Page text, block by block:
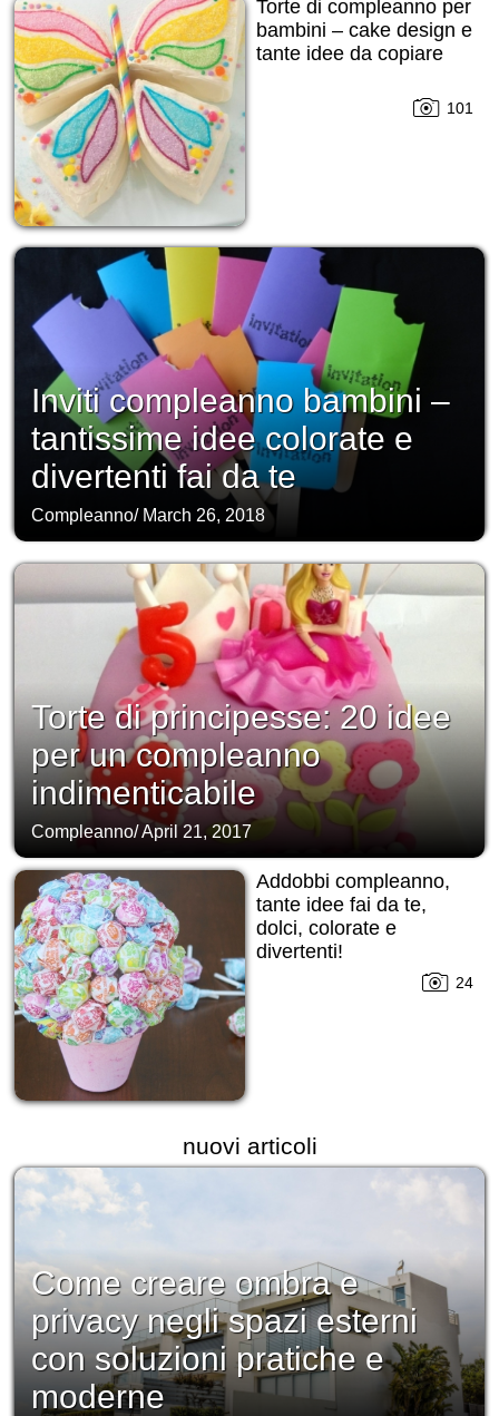
Torte di compleanno per
bambini – cake design e
tante idee da copiare
101
Inviti compleanno bambini –
tantissime idee colorate e
divertenti fai da te
Compleanno/ March 26, 2018
Torte di principesse: 20 idee
per un compleanno
indimenticabile
Compleanno/April 21, 2017
Addobbi compleanno,
tante idee fai da te,
dolci, colorate e
divertenti!
24
nuovi articoli
Come creare ombra e
privacy negli spazi esterni
con soluzioni pratiche e
moderne